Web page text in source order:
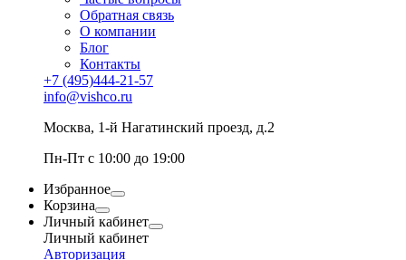
Обратная связь
О компании
Блог
Контакты
+7 (495)444-21-57
info@vishco.ru
Москва, 1-й Нагатинский проезд, д.2
Пн-Пт с 10:00 до 19:00
Избранное
Корзина
Личный кабинет
Личный кабинет
Авторизация